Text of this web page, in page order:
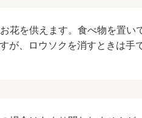
花を供えます。食べ物を置
が、ロウソクを消すときは手